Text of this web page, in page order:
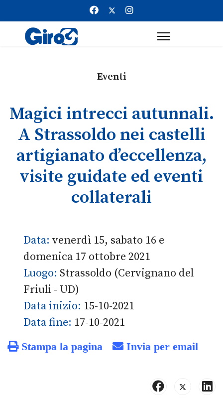
Eventi
Magici intrecci autunnali.
A Strassoldo nei castelli
artigianato d’eccellenza,
visite guidate ed eventi
collaterali
Data: venerdì 15, sabato 16 e
domenica 17 ottobre 2021
Luogo: Strassoldo (Cervignano del
Friuli - UD)
Data inizio: 15-10-2021
Data fine: 17-10-2021
Stampa la pagina Invia per email